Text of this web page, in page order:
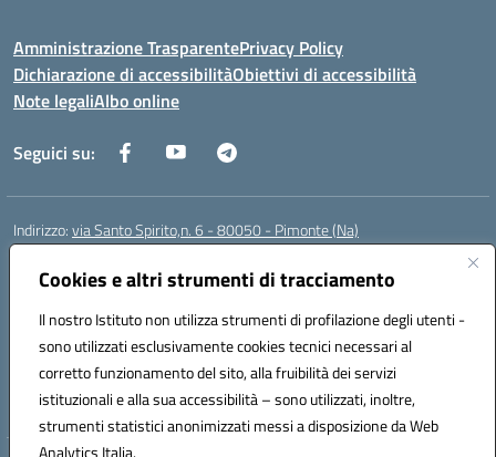
Cookies e altri strumenti di tracciamento
Il nostro Istituto non utilizza strumenti di profilazione degli utenti -
sono utilizzati esclusivamente cookies tecnici necessari al
corretto funzionamento del sito, alla fruibilità dei servizi
istituzionali e alla sua accessibilità – sono utilizzati, inoltre,
strumenti statistici anonimizzati messi a disposizione da Web
Analytics Italia.
Amministrazione TrasparentePrivacy Policy
Dichiarazione di accessibilitàObiettivi di accessibilità
Note legaliAlbo online
Seguici su:
Indirizzo:via Santo Spirito,n. 6 - 80050 - Pimonte (Na)
Centralino:
Posta elettronica certificata (PEC):naic86400x@pec.istruzione.it
Codice fiscale: 82008870634
Codice meccanografico:NAIC86400X
Codice Indice delle Pubbliche Amministrazioni (IPA): ISTSC_NAIC86400X
Codice unico di fatturazione (CUF): UF5NKX